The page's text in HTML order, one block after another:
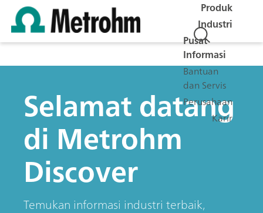
Produk
Industri
Pusat
Informasi
Bantuan
dan Servis
Perusahaan
Karir
Selamat datang
di Metrohm
Discover
Temukan informasi industri terbaik,